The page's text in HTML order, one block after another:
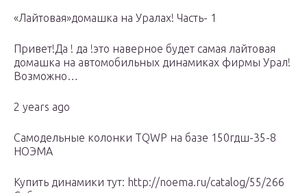
«Лайтовая»домашка на Уралах! Часть- 1
Привет!Да ! да !это наверное будет самая лайтовая
домашка на автомобильных динамиках фирмы Урал!
Возможно…
2 years ago
Самодельные колонки TQWP на базе 150гдш-35-8
НОЭМА
Купить динамики тут: http://noema.ru/catalog/55/266